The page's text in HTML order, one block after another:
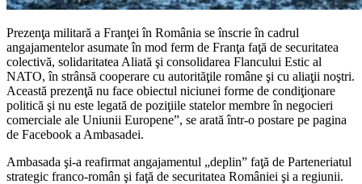
Prezenţa militară a Franţei în România se înscrie în cadrul
angajamentelor asumate în mod ferm de Franţa faţă de securitatea
colectivă, solidaritatea Aliată şi consolidarea Flancului Estic al
NATO, în strânsă cooperare cu autorităţile române şi cu aliaţii noştri.
Această prezenţă nu face obiectul niciunei forme de condiţionare
politică şi nu este legată de poziţiile statelor membre în negocieri
comerciale ale Uniunii Europene”, se arată într-o postare pe pagina
de Facebook a Ambasadei.
Ambasada şi-a reafirmat angajamentul „deplin” faţă de Parteneriatul
strategic franco-român şi faţă de securitatea României şi a regiunii.